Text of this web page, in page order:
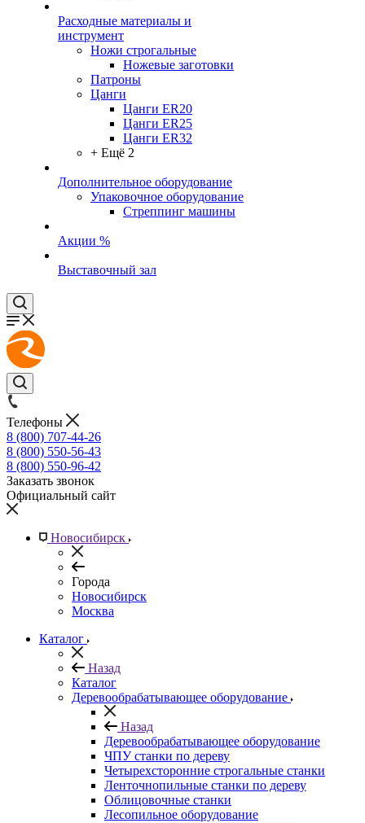
Расходные материалы и
инструмент
Ножи строгальные
Ножевые заготовки
Патроны
Цанги
Цанги ER20
Цанги ER25
Цанги ER32
+ Ещё 2
Дополнительное оборудование
Упаковочное оборудование
Стреппинг машины
Акции %
Выставочный зал
Телефоны
8 (800) 707-44-26
8 (800) 550-56-43
8 (800) 550-96-42
Заказать звонок
Официальный сайт
Новосибирск
Города
Новосибирск
Москва
Каталог
Назад
Каталог
Деревообрабатывающее оборудование
Назад
Деревообрабатывающее оборудование
ЧПУ станки по дереву
Четырехсторонние строгальные станки
Ленточнопильные станки по дереву
Облицовочные станки
Лесопильное оборудование